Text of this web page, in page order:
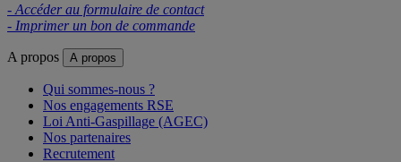
- Accéder au formulaire de contact
- Imprimer un bon de commande
A propos A propos
Qui sommes-nous ?
Nos engagements RSE
Loi Anti-Gaspillage (AGEC)
Nos partenaires
Recrutement